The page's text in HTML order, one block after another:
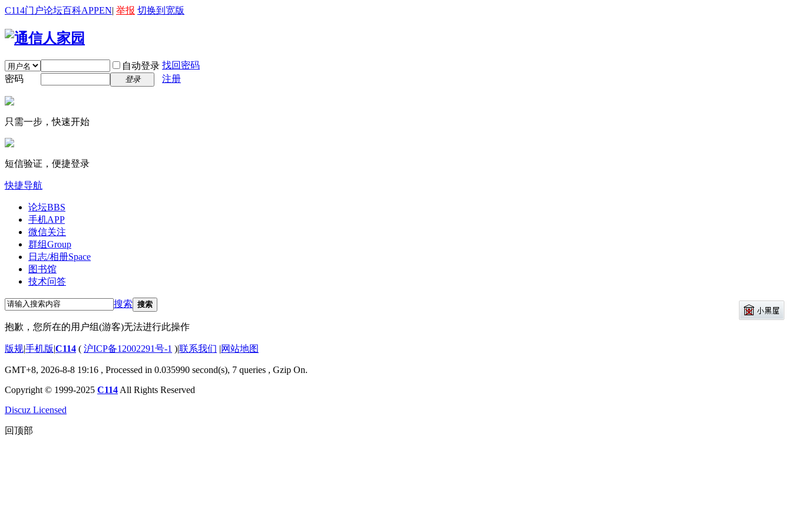
C114门户论坛百科APPEN| 举报 切换到宽版
自动登录 找回密码
密码
登录 注册
只需一步，快速开始
短信验证，便捷登录
快捷导航
论坛BBS
手机APP
微信关注
群组Group
日志/相册Space
图书馆
技术问答
搜索 搜索
抱歉，您所在的用户组(游客)无法进行此操作
版规|手机版|C114 ( 沪ICP备12002291号-1 )|联系我们 |网站地图
GMT+8, 2026-8-8 19:16 , Processed in 0.035990 second(s), 7 queries , Gzip On.
Copyright © 1999-2025 C114 All Rights Reserved
Discuz Licensed
回顶部